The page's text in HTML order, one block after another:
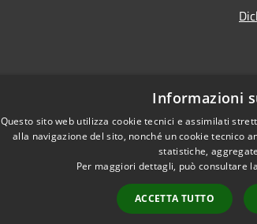
Informazioni
Questo sito web utilizza cookie tecnici e assimilati
alla navigazione del sito, nonché un cookie tecnico
statistiche,
Per maggiori dettagli, può consultare
ACCETTA TUTTO